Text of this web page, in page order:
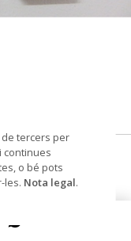
tercers per
continues
o bé pots
les. Nota legal.